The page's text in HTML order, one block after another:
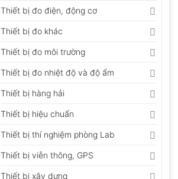
Thiết bị đo điện, động cơ
Thiết bị đo khác
Thiết bị đo môi trường
Thiết bị đo nhiệt độ và độ ẩm
Thiết bị hàng hải
Thiết bị hiệu chuẩn
Thiết bị thí nghiệm phòng Lab
Thiết bị viễn thông, GPS
Thiết bị xây dựng